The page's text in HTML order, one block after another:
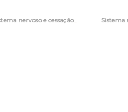
Sistema nervoso e cessação tabágica